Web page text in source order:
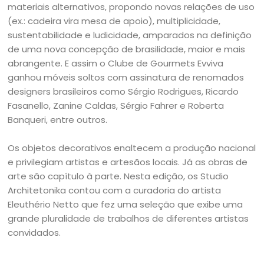
materiais alternativos, propondo novas relações de uso
(ex.: cadeira vira mesa de apoio), multiplicidade,
sustentabilidade e ludicidade, amparados na definição
de uma nova concepção de brasilidade, maior e mais
abrangente. E assim o Clube de Gourmets Evviva
ganhou móveis soltos com assinatura de renomados
designers brasileiros como Sérgio Rodrigues, Ricardo
Fasanello, Zanine Caldas, Sérgio Fahrer e Roberta
Banqueri, entre outros.
Os objetos decorativos enaltecem a produção nacional
e privilegiam artistas e artesãos locais. Já as obras de
arte são capítulo à parte. Nesta edição, os Studio
Architetonika contou com a curadoria do artista
Eleuthério Netto que fez uma seleção que exibe uma
grande pluralidade de trabalhos de diferentes artistas
convidados.